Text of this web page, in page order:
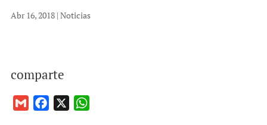
Abr 16, 2018| Noticias
comparte